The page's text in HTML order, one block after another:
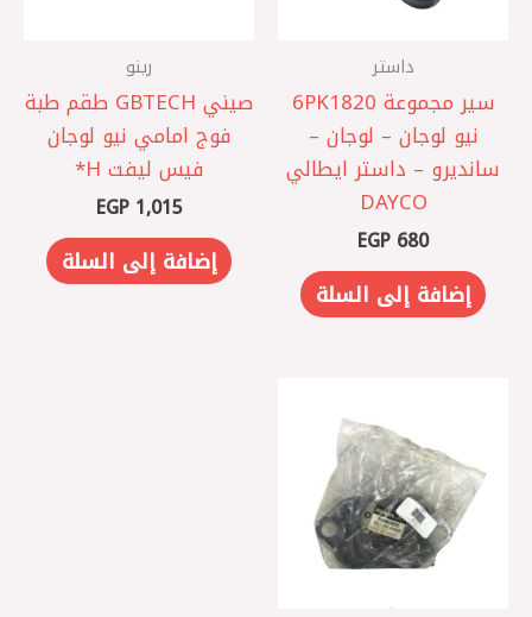
داستر
سير مجموعة 6PK1820
نيو لوجان – لوجان –
سانديرو – داستر ايطالي
DAYCO
EGP 680
إضافة إلى السلة
رينو
صيني GBTECH طقم طبة
فوج امامي نيو لوجان
فيس ليفت ‏H*
EGP1,015
إضافة إلى السلة